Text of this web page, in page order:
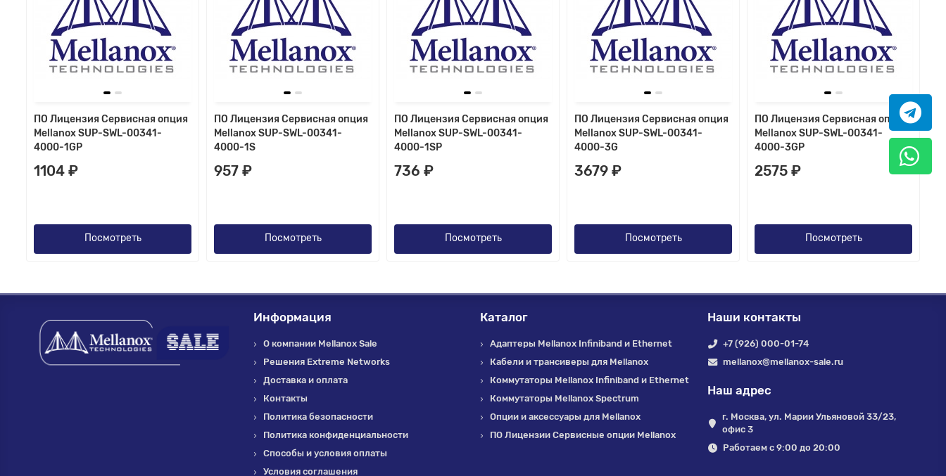
ПО Лицензия Сервисная опция
Mellanox SUP-SWL-00341-
4000-1GP
1104 ₽
Посмотреть
ПО Лицензия Сервисная опция
Mellanox SUP-SWL-00341-
4000-1S
957 ₽
Посмотреть
ПО Лицензия Сервисная опция
Mellanox SUP-SWL-00341-
4000-1SP
736 ₽
Посмотреть
ПО Лицензия Сервисная опция
Mellanox SUP-SWL-00341-
4000-3G
3679 ₽
Посмотреть
ПО Лицензия Сервисная опция
Mellanox SUP-SWL-00341-
4000-3GP
2575 ₽
Посмотреть
Информация
О компании Mellanox Sale
Решения Extreme Networks
Доставка и оплата
Контакты
Политика безопасности
Политика конфиденциальности
Способы и условия оплаты
Условия соглашения
Каталог
Адаптеры Mellanox Infiniband и Ethernet
Кабели и трансиверы для Mellanox
Коммутаторы Mellanox Infiniband и Ethernet
Коммутаторы Mellanox Spectrum
Опции и аксессуары для Mellanox
ПО Лицензии Сервисные опции Mellanox
Наши контакты
+7 (926) 000-01-74
mellanox@mellanox-sale.ru
Наш адрес
г. Москва, ул. Марии Ульяновой 33/23,
офис 3
Работаем с 9:00 до 20:00